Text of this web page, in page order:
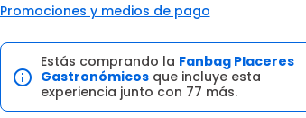
Promociones y medios de pago
Estás comprando la Fanbag Placeres
Gastronómicosque incluye esta
experiencia junto con 77 más.